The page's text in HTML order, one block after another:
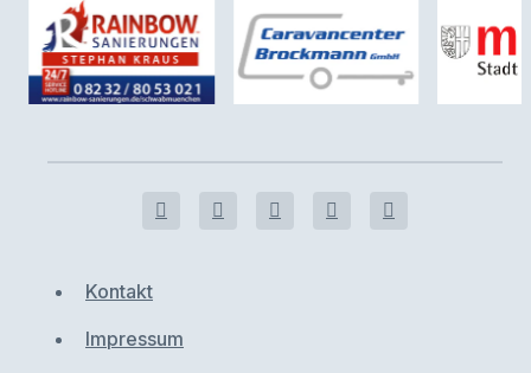
Kontakt
Impressum